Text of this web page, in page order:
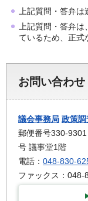
上記質問・答弁は
上記質問・答弁
ているため、正式
お問い合わせ
議会事務局 政策調
郵便番号330-
号 議事堂1階
電話： 048-830-
ファックス：048-